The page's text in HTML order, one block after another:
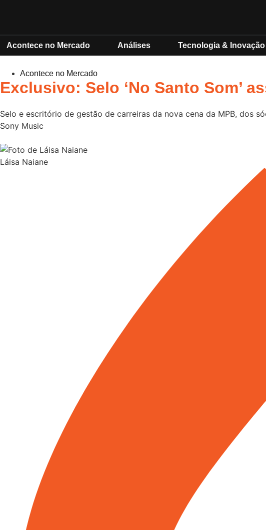
Acontece no Mercado Análises Tecnologia & Inovação
Acontece no Mercado
Exclusivo: Selo ‘No Santo Som’
Selo e escritório de gestão de carreiras da nova cena da MPB, dos
Sony Music
Láisa Naiane